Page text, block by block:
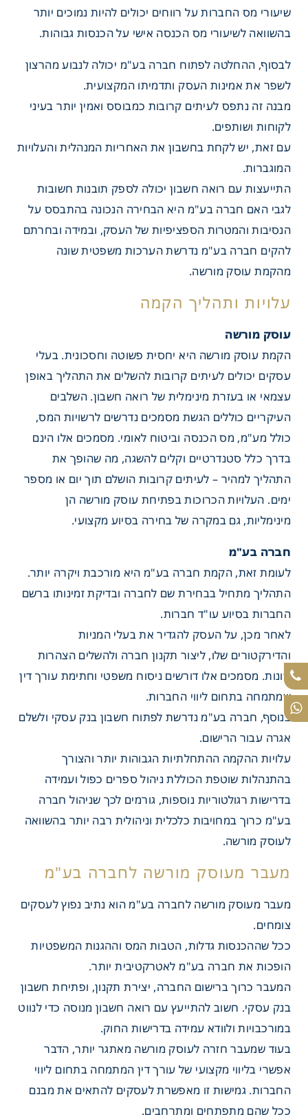
חברה בע"מ
שיעורי מס החברות על רווחים יכולים להיות נמוכים יותר
בהשוואה לשיעורי מס הכנסה אישי על הכנסות גבוהות.
לבסוף, ההחלטה לפתוח חברה בע"מ יכולה לנבוע מהרצון
לשפר את אמינות העסק ותדמיתו המקצועית.
מבנה זה נתפס לעיתים קרובות כמבוסס ואמין יותר בעיני
לקוחות ושותפים.
עם זאת, יש לקחת בחשבון את האחריות המנהלית והעלויות
המוגברות.
התייעצות עם רואה חשבון יכולה לספק תובנות חשובות
לגבי האם חברה בע"מ היא הבחירה הנכונה בהתבסס על
הנסיבות והמטרות הספציפיות של העסק, ובמידה ובחרתם
להקים חברה בע"מ נדרשת הערכות משפטית שונה
מהקמת עוסק מורשה.
ותהליך הקמה
עוסק מורשה
הקמת עוסק מורשה היא יחסית פשוטה וחסכונית. בעלי
עסקים יכולים לעיתים קרובות להשלים את התהליך באופן
עצמאי או בעזרת מינימלית של רואה חשבון. השלבים
העיקריים כוללים הגשת מסמכים נדרשים לרשויות המס,
כולל מע"מ, מס הכנסה וביטוח לאומי. מסמכים אלו הינם
בדרך כלל סטנדרטיים וקלים להשגה, מה שהופך את
התהליך למהיר – לעיתים קרובות הושלם תוך יום או מספר
ימים. העלויות הכרוכות בפתיחת עוסק מורשה הן
מינימליות, גם במקרה של בחירה בסיוע מקצועי.
חברה בע"מ
לעומת זאת, הקמת חברה בע"מ היא מורכבת ויקרה יותר.
התהליך מתחיל בבחירת שם לחברה ובדיקת זמינותו ברשם
החברות בסיוע עו"ד חברות.
לאחר מכן, על העסק להגדיר את בעלי המניות
והדירקטורים שלו, ליצור תקנון חברה ולהשלים הצהרות
שונות. מסמכים אלו דורשים ניסוח משפטי וחתימת עורך דין
שמתמחה בתחום ליווי החברות.
בנוסף, חברה בע"מ נדרשת לפתוח חשבון בנק עסקי ולשלם
אגרה עבור הרישום.
עלויות ההקמה ההתחלתיות הגבוהות יותר והצורך
בהתנהלות שוטפת הכוללת ניהול ספרים כפול ועמידה
בדרישות רגולטוריות נוספות, גורמים לכך שניהול חברה
בע"מ כרוך במחויבות כלכלית וניהולית רבה יותר בהשוואה
לעוסק מורשה.
מעבר מעוסק מורשה לחברה בע"מ הוא נתיב נפוץ לעסקים
צומחים.
ככל שההכנסות גדלות, הטבות המס וההגנות המשפטיות
הופכות את חברה בע"מ לאטרקטיבית יותר.
המעבר כרוך ברישום החברה, יצירת תקנון, ופתיחת חשבון
בנק עסקי. חשוב להתייעץ עם רואה חשבון מנוסה כדי לנווט
במורכבויות ולוודא עמידה בדרישות החוק.
בעוד שמעבר חזרה לעוסק מורשה מאתגר יותר, הדבר
אפשרי בליווי מקצועי של עורך דין המתמחה בתחום ליווי
החברות. גמישות זו מאפשרת לעסקים להתאים את מבנם
ככל שהם מתפתחים ומתרחבים.